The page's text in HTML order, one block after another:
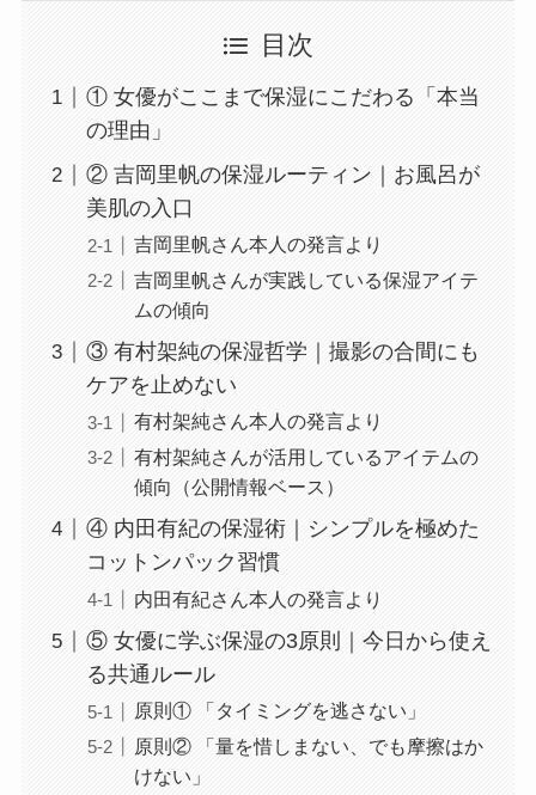
目次
① 女優がここまで保湿にこだわる「本当
の理由」
② 吉岡里帆の保湿ルーティン｜お風呂が
美肌の入口
吉岡里帆さん本人の発言より
吉岡里帆さんが実践している保湿アイテ
ムの傾向
③ 有村架純の保湿哲学｜撮影の合間にも
ケアを止めない
有村架純さん本人の発言より
有村架純さんが活用しているアイテムの
傾向（公開情報ベース）
④ 内田有紀の保湿術｜シンプルを極めた
コットンパック習慣
内田有紀さん本人の発言より
⑤ 女優に学ぶ保湿の3原則｜今日から使え
る共通ルール
原則① 「タイミングを逃さない」
原則② 「量を惜しまない、でも摩擦はか
けない」